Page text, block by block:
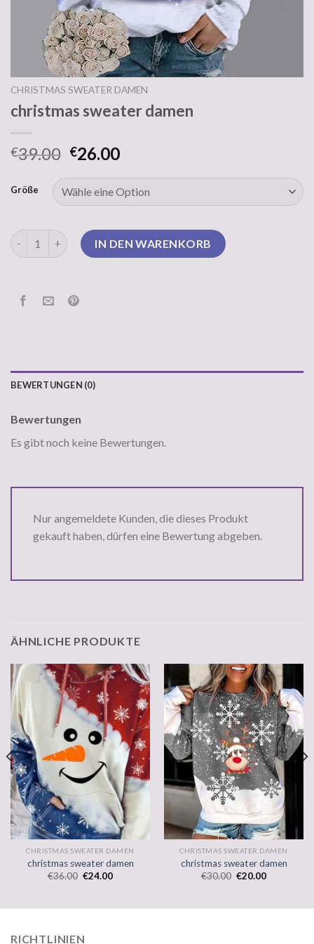
CHRISTMAS SWEATER DAMEN
christmas sweater damen
€39.00 €26.00
Größe
christmas sweater damen Menge
IN DEN WARENKORB
BEWERTUNGEN (0)
Bewertungen
Es gibt noch keine Bewertungen.
Nur angemeldete Kunden, die dieses Produkt
gekauft haben, dürfen eine Bewertung abgeben.
ÄHNLICHE PRODUKTE
CHRISTMAS SWEATER DAMEN
christmas sweater damen
€36.00 €24.00
CHRISTMAS SWEATER DAMEN
christmas sweater damen
€30.00 €20.00
RICHTLINIEN